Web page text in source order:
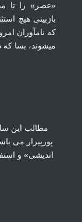
«عصر» را تا
بازبینی هیچ
که نام‏آوران
می‏شوند، بسا که
مطالب این
پورپیرار می
اندیشی» و